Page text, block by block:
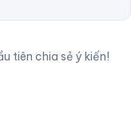
tiên chia sẻ ý kiến!